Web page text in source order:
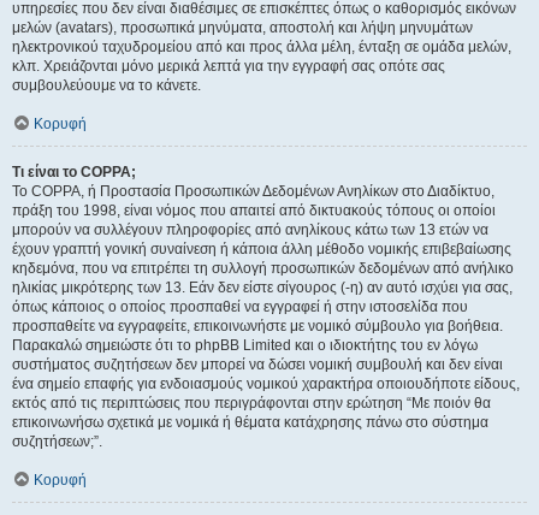
υπηρεσίες που δεν είναι διαθέσιμες σε επισκέπτες όπως ο καθορισμός εικόνων
μελών (avatars), προσωπικά μηνύματα, αποστολή και λήψη μηνυμάτων
ηλεκτρονικού ταχυδρομείου από και προς άλλα μέλη, ένταξη σε ομάδα μελών,
κλπ. Χρειάζονται μόνο μερικά λεπτά για την εγγραφή σας οπότε σας
συμβουλεύουμε να το κάνετε.
Κορυφή
Τι είναι το COPPA;
Το COPPA, ή Προστασία Προσωπικών Δεδομένων Ανηλίκων στο Διαδίκτυο,
πράξη του 1998, είναι νόμος που απαιτεί από δικτυακούς τόπους οι οποίοι
μπορούν να συλλέγουν πληροφορίες από ανηλίκους κάτω των 13 ετών να
έχουν γραπτή γονική συναίνεση ή κάποια άλλη μέθοδο νομικής επιβεβαίωσης
κηδεμόνα, που να επιτρέπει τη συλλογή προσωπικών δεδομένων από ανήλικο
ηλικίας μικρότερης των 13. Εάν δεν είστε σίγουρος (-η) αν αυτό ισχύει για σας,
όπως κάποιος ο οποίος προσπαθεί να εγγραφεί ή στην ιστοσελίδα που
προσπαθείτε να εγγραφείτε, επικοινωνήστε με νομικό σύμβουλο για βοήθεια.
Παρακαλώ σημειώστε ότι το phpBB Limited και ο ιδιοκτήτης του εν λόγω
συστήματος συζητήσεων δεν μπορεί να δώσει νομική συμβουλή και δεν είναι
ένα σημείο επαφής για ενδοιασμούς νομικού χαρακτήρα οποιουδήποτε είδους,
εκτός από τις περιπτώσεις που περιγράφονται στην ερώτηση “Με ποιόν θα
επικοινωνήσω σχετικά με νομικά ή θέματα κατάχρησης πάνω στο σύστημα
συζητήσεων;”.
Κορυφή